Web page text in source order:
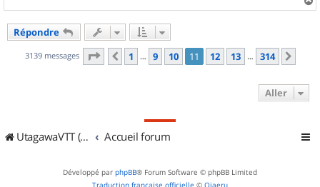
a
Répondre
3139 messages Page 11 sur314
Précédent
1 … 9 10 11 12 13 … 314
Aller
UtagawaVTT (Randos VTT et VTTAE avec traces GPS) Accueil forum
Développé par phpBB® Forum Software © phpBB Limited
Traduction française officielle © Qiaeru